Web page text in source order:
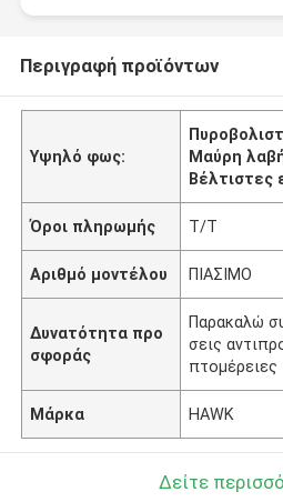
Περιγραφή προϊόντων
Υψηλό φως:
Μαύρη
Βέλτιστες
Όροι πληρωμής T/T
Αριθμό μοντέλου ΠΙΑΣΙΜΟ
Δυνατότητα προ
σφοράς
Παρακαλώ
σεις
πτομέρειες
Μάρκα HAWK
Δείτε